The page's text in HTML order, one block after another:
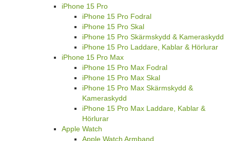
iPhone 15 Pro
iPhone 15 Pro Fodral
iPhone 15 Pro Skal
iPhone 15 Pro Skärmskydd & Kameraskydd
iPhone 15 Pro Laddare, Kablar & Hörlurar
iPhone 15 Pro Max
iPhone 15 Pro Max Fodral
iPhone 15 Pro Max Skal
iPhone 15 Pro Max Skärmskydd &
Kameraskydd
iPhone 15 Pro Max Laddare, Kablar &
Hörlurar
Apple Watch
Apple Watch Armband